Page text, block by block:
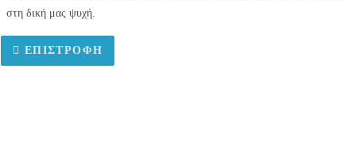
στη δική μας ψυχή.
ΕΠΙΣΤΡΟΦΉ